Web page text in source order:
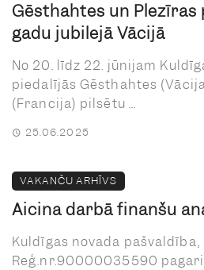
Gēsthahtes un
gadu jubilejā Vācijā
No 20. līdz 22. jūnijam
piedalījās Gēsthahtes
(Francija) pilsētu ...
25.06.2025
VAKANČU ARHĪVS
Aicina darbā finanšu
Kuldīgas novada pašvaldība,
Reģ.nr.90000035590